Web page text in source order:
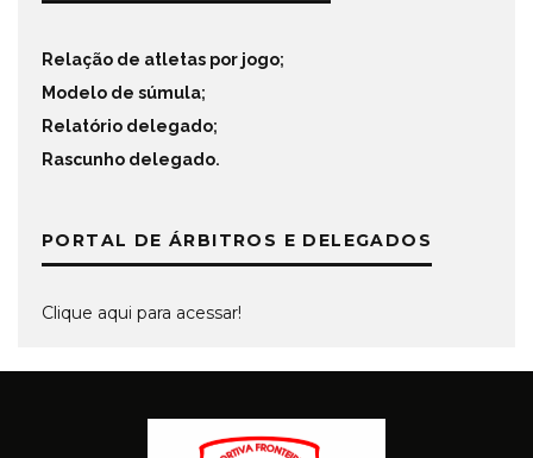
Relação de atletas por jogo;
Modelo de súmula;
Relatório delegado;
Rascunho delegado.
PORTAL DE ÁRBITROS E DELEGADOS
Clique aqui para acessar!